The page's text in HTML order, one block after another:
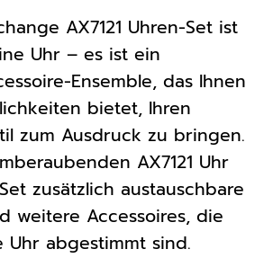
AX7121 Uhren-Set ist
Uhr – es ist ein
Ensemble, das Ihnen
bietet, Ihren
zum Ausdruck zu bringen.
AX7121 Uhr
zusätzlich austauschbare
weitere Accessoires, die
abgestimmt sind.